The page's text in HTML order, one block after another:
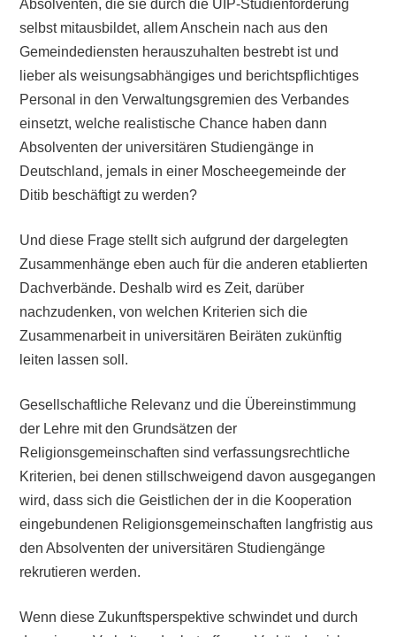
Absolventen, die sie durch die UIP-Studienförderung
selbst mitausbildet, allem Anschein nach aus den
Gemeindediensten herauszuhalten bestrebt ist und
lieber als weisungsabhängiges und berichtspflichtiges
Personal in den Verwaltungsgremien des Verbandes
einsetzt, welche realistische Chance haben dann
Absolventen der universitären Studiengänge in
Deutschland, jemals in einer Moscheegemeinde der
Ditib beschäftigt zu werden?
Und diese Frage stellt sich aufgrund der dargelegten
Zusammenhänge eben auch für die anderen etablierten
Dachverbände. Deshalb wird es Zeit, darüber
nachzudenken, von welchen Kriterien sich die
Zusammenarbeit in universitären Beiräten zukünftig
leiten lassen soll.
Gesellschaftliche Relevanz und die Übereinstimmung
der Lehre mit den Grundsätzen der
Religionsgemeinschaften sind verfassungsrechtliche
Kriterien, bei denen stillschweigend davon ausgegangen
wird, dass sich die Geistlichen der in die Kooperation
eingebundenen Religionsgemeinschaften langfristig aus
den Absolventen der universitären Studiengänge
rekrutieren werden.
Wenn diese Zukunftsperspektive schwindet und durch